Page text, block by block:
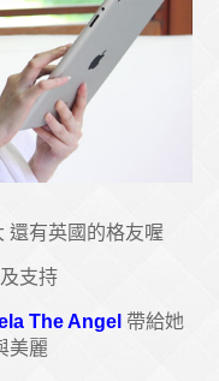
還有英國的格友喔
支持
The Angel 帶給她
美麗